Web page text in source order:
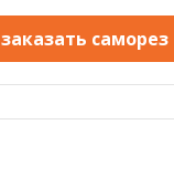
заказать саморез